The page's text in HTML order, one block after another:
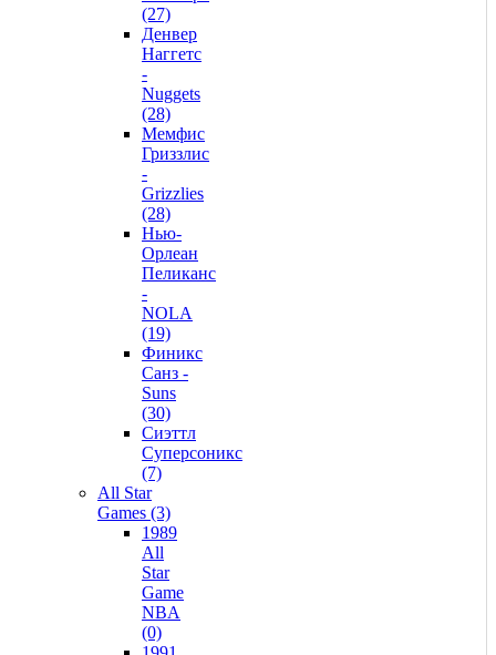
(27)
Денвер
Наггетс
-
Nuggets
(28)
Мемфис
Гриззлис
-
Grizzlies
(28)
Нью-
Орлеан
Пеликанс
-
NOLA
(19)
Финикс
Санз -
Suns
(30)
Сиэттл
Суперсоникс
(7)
All Star
Games (3)
1989
All
Star
Game
NBA
(0)